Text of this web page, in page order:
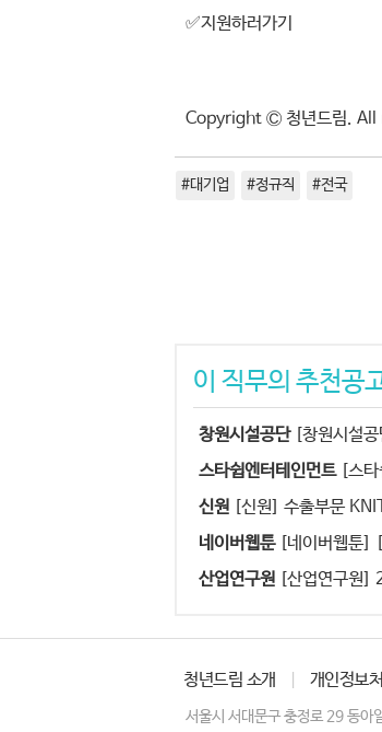
✅지원하러가기
Copyright Ⓒ 청년드림. All
#대기업 #정규직 #전국
이 직무의 추천공
창원시설공단[창원시설공
스타쉽엔터테인먼트[스타
신원 [신원] 수출부문
네이버웹툰[네이버웹툰]
산업연구원 [산업연구원]
청년드림 소개 개인정보
서울시 서대문구 충정로 29 동아